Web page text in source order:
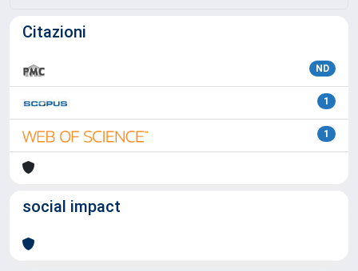
Citazioni
ND
1
1
social impact